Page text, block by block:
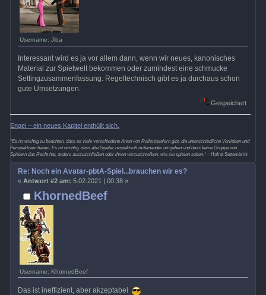
Username: Jiba
Interessant wird es ja vor allem dann, wenn wir neues, kanonisches
Material zur Spielwelt bekommen oder zumindest eine schmucke
Settingzusammenfassung. Regeltechnisch gibt es ja durchaus schon
gute Umsetzungen.
Gespeichert
Engel – ein neues Kapitel enthüllt sich.
“Es ist wichtig zu beachten, dass es viele verschiedene Arten von Rollenspielern gibt, die unterschiedliche Vorlieben und
Perspektiven haben. Es ist wichtig, dass alle Spieler respektvoll miteinander umgehen und dass keine Gruppe von
Spielern das Recht hat, andere auszuschließen oder ihnen vorzuschreiben, wie sie spielen sollen.“ – Hofrat Settembrini
KhornedBeef
Username: KhornedBeef
Re: Noch ein Avatar-pbtA-Spiel...brauchen wir es?
« Antwort #2 am: 5.02.2021 | 00:38 »
Das ist ineffizient, aber akzeptabel